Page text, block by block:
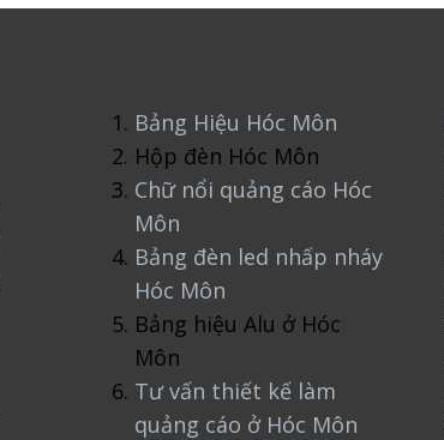
Bảng Hiệu Hóc Môn
Hộp đèn Hóc Môn
Chữ nổi quảng cáo Hóc
Môn
Bảng đèn led nhấp nháy
Hóc Môn
Bảng hiệu Alu ở Hóc
Môn
Tư vấn thiết kế làm
quảng cáo ở Hóc Môn